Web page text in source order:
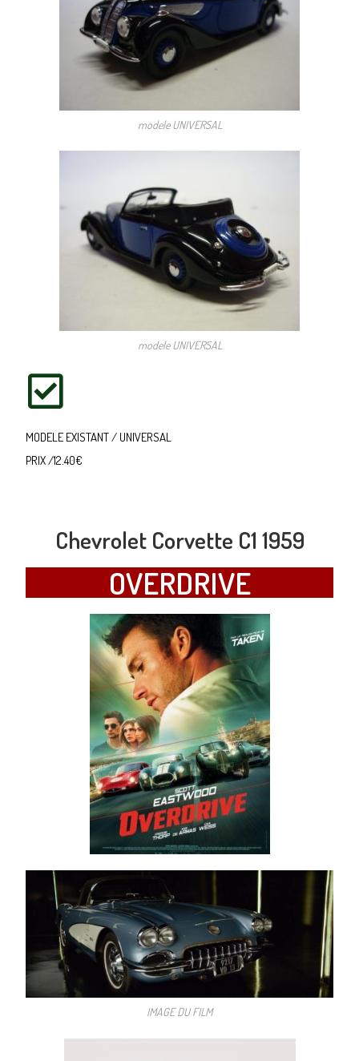
modele UNIVERSAL
modele UNIVERSAL
MODELE EXISTANT / UNIVERSAL
PRIX /12.40€
Chevrolet Corvette C1 1959
OVERDRIVE
IMAGE DU FILM